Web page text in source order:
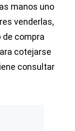
manos uno
venderlas,
de compra
cotejarse
consultar